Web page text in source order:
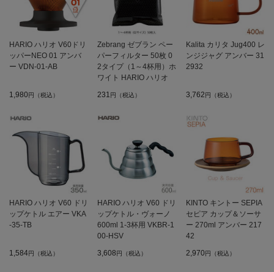
HARIO ハリオ V60ドリ
ッパーNEO 01 アンバ
ー VDN-01-AB
1,980円（税込）
Zebrang ゼブラン ペー
パーフィルター 50枚 0
2タイプ（1～4杯用）ホ
ワイト HARIO ハリオ
231円（税込）
Kalita カリタ Jug400 レ
ンジジャグ アンバー 31
2932
3,762円（税込）
HARIO ハリオ V60 ドリ
ップケトル エアー VKA
-35-TB
1,584円（税込）
HARIO ハリオ V60 ドリ
ップケトル・ヴォーノ
600ml 1-3杯用 VKBR-1
00-HSV
3,608円（税込）
KINTO キントー SEPIA
セピア カップ＆ソーサ
ー 270ml アンバー 217
42
2,970円（税込）